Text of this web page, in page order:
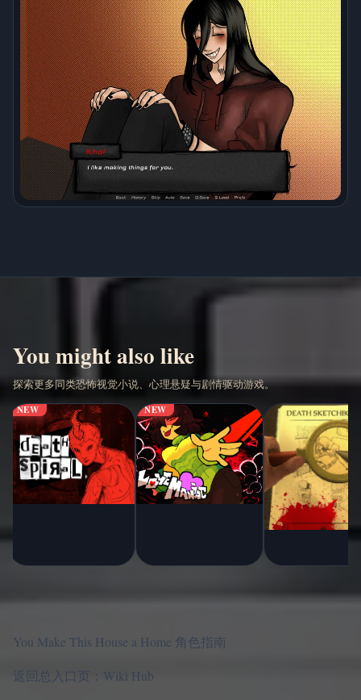
You might also like
探索更多同类恐怖视觉小说、心理悬疑与剧情驱动游戏。
NEW NEW
You Make This House a Home 角色指南
返回总入口页： Wiki Hub